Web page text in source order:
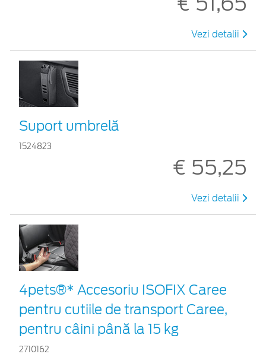
Vezi detalii
Suport umbrelă
1524823
€ 55,25
Vezi detalii
4pets®* Accesoriu ISOFIX Caree
pentru cutiile de transport Caree,
pentru câini până la 15 kg
2710162